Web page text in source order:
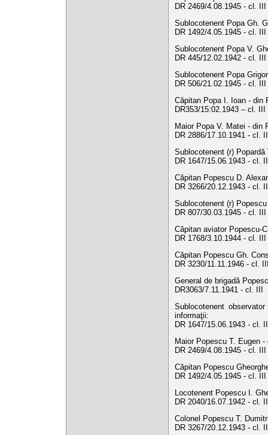
DR 2469/4.08.1945 - cl.
Sublocotenent Popa Gh.
DR 1492/4.05.1945 - cl.
Sublocotenent Popa V.
DR 445/12.02.1942 - cl.
Sublocotenent Popa
DR 506/21.02.1945 - cl.
Căpitan Popa I. Ioan - din
DR353/15:02.1943 – cl. III
Maior Popa V. Matei - din
DR 2886/17.10.1941 - cl.
Sublocotenent (r)
DR 1647/15.06.1943 - cl.
Căpitan Popescu D.
DR 3266/20.12.1943 - cl.
Sublocotenent (r)
DR 807/30.03.1945 - cl.
Căpitan aviator Popescu-
DR 1768/3.10.1944 - cl. III
Căpitan Popescu Gh.
DR 3230/11.11.1946 - cl.
General de brigadă
DR3063/7.11.1941 - cl. III
Sublocotenent
informaţii:
DR 1647/15.06.1943 - cl.
Maior Popescu T. Eugen
DR 2469/4.08.1945 - cl.
Căpitan Popescu
DR 1492/4.05.1945 - cl.
Locotenent Popescu I.
DR 2040/16.07.1942 - cl.
Colonel Popescu T.
DR 3267/20.12.1943 - cl.